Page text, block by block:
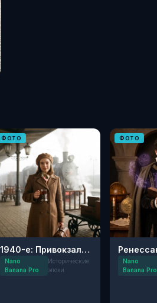
ФОТО
1940-е: Привокзальный Романс
Nano
Banana Pro
Исторические
эпохи
ФОТО
Nano
Banana Pro